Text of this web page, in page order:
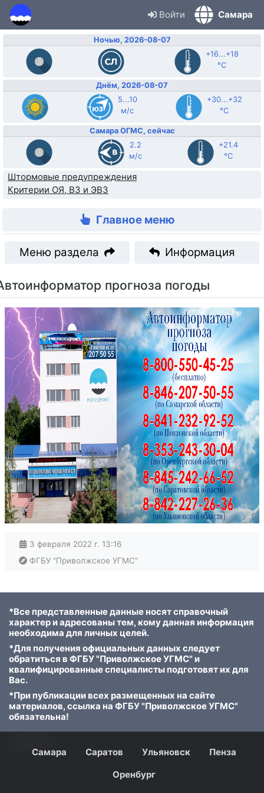
Войти Самара
Ночью, 2026-08-07
+16...+18
°C
Днём, 2026-08-07
5...10
м/с
+30...+32
°C
Самара ОГМС, сейчас
2.2
м/с
+21.4
°C
Штормовые предупреждения
Критерии ОЯ, ВЗ и ЭВЗ
Главное меню
Меню раздела Информация
прогноза погоды
3 февраля 2022 г. 13:16
ФГБУ "Приволжское УГМС"
*Все представленные данные носят справочный
характер и адресованы тем, кому данная информация
необходима для личных целей.
*Для получения официальных данных следует
обратиться в ФГБУ "Приволжское УГМС" и
квалифицированные специалисты подготовят их для
Вас.
*При публикации всех размещенных на сайте
материалов, ссылка на ФГБУ "Приволжское УГМС"
обязательна!
Самара
Саратов Ульяновск
Пенза
Оренбург